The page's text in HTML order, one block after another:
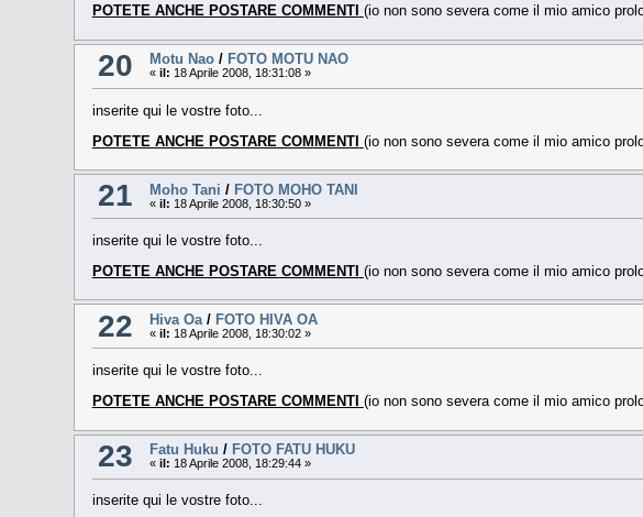
POTETE ANCHE POSTARE COMMENTI (io non sono severa come il mio amico
20 Motu Nao/ FOTO MOTU NAO
« il: 18 Aprile 2008, 18:31:08 »
inserite qui le vostre foto...
POTETE ANCHE POSTARE COMMENTI (io non sono severa come il mio amico
21 Moho Tani / FOTO MOHO TANI
« il: 18 Aprile 2008, 18:30:50 »
inserite qui le vostre foto...
POTETE ANCHE POSTARE COMMENTI (io non sono severa come il mio amico
22 Hiva Oa/ FOTO HIVA OA
« il: 18 Aprile 2008, 18:30:02 »
inserite qui le vostre foto...
POTETE ANCHE POSTARE COMMENTI (io non sono severa come il mio amico
23 Fatu Huku / FOTO FATU HUKU
« il: 18 Aprile 2008, 18:29:44 »
inserite qui le vostre foto...